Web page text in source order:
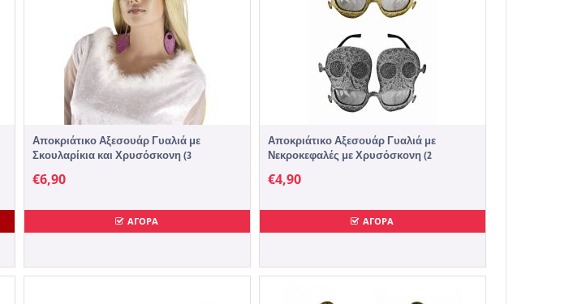
Αποκριάτικο Αξεσουάρ Γυαλιά με
Σκουλαρίκια και Χρυσόσκονη (3
€6,90
ΑΓΟΡΑ
Αποκριάτικο Αξεσουάρ Γυαλιά με
Νεκροκεφαλές με Χρυσόσκονη (2
€4,90
ΑΓΟΡΑ